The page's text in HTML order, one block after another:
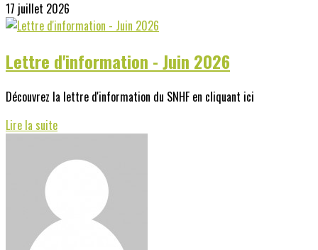
17 juillet 2026
Lettre d'information - Juin 2026
Découvrez la lettre d'information du SNHF en cliquant ici
Lire la suite